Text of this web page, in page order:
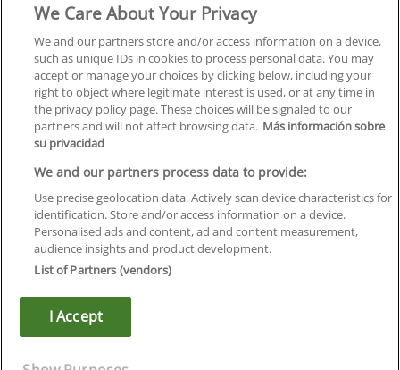
Formación
Centros
Orientación
Quiénes somos
Contacta
Aviso Legal
Política de Privacidad
Política de Cookies
Canal Ético
Infoempleo
We Care About Your Privacy
We and our partners store and/or access information on a device,
such as unique IDs in cookies to process personal data. You may
accept or manage your choices by clicking below, including your
right to object where legitimate interest is used, or at any time in
the privacy policy page. These choices will be signaled to our
partners and will not affect browsing data. Más información sobre
su privacidad
We and our partners process data to provide:
Use precise geolocation data. Actively scan device characteristics for
identification. Store and/or access information on a device.
Personalised ads and content, ad and content measurement,
audience insights and product development.
List of Partners (vendors)
I Accept